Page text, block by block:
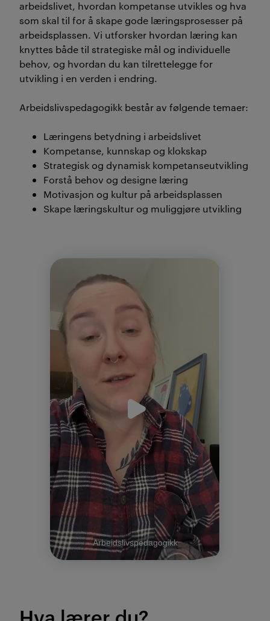
arbeidslivet, hvordan kompetanse utvikles og hva
som skal til for å skape gode læringsprosesser på
arbeidsplassen. Vi utforsker hvordan læring kan
knyttes både til strategiske mål og individuelle
behov, og hvordan du kan tilrettelegge for
utvikling i en verden i endring.
Arbeidslivspedagogikk består av følgende temaer:
Læringens betydning i arbeidslivet
Kompetanse, kunnskap og klokskap
Strategisk og dynamisk kompetanseutvikling
Forstå behov og designe læring
Motivasjon og kultur på arbeidsplassen
Skape læringskultur og muliggjøre utvikling